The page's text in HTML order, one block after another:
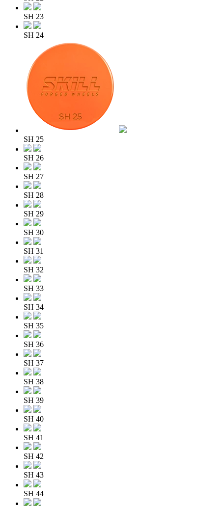
SH 23
SH 24
SH 25
SH 26
SH 27
SH 28
SH 29
SH 30
SH 31
SH 32
SH 33
SH 34
SH 35
SH 36
SH 37
SH 38
SH 39
SH 40
SH 41
SH 42
SH 43
SH 44